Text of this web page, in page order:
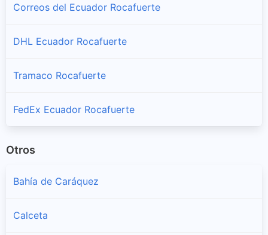
Correos del Ecuador Rocafuerte
DHL Ecuador Rocafuerte
Tramaco Rocafuerte
FedEx Ecuador Rocafuerte
Otros
Bahía de Caráquez
Calceta